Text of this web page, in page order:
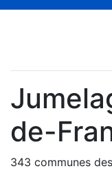
de-
343 communes